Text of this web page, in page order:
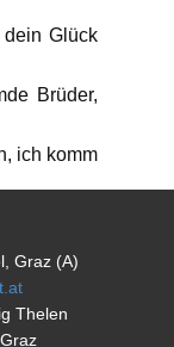
Glück
Brüder,
ich komm
du nur da
Graz (A)
Thelen